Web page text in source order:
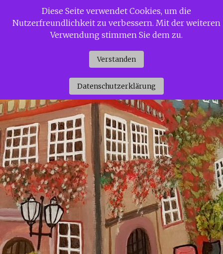
InhaltSiggi Gerdaus Welt
Diese Seite verwendet Cookies, um die
Nutzerfreundlichkeit zu verbessern. Mit der weiteren
Verwendung stimmen Sie dem zu.
Verstanden
Datenschutzerklärung